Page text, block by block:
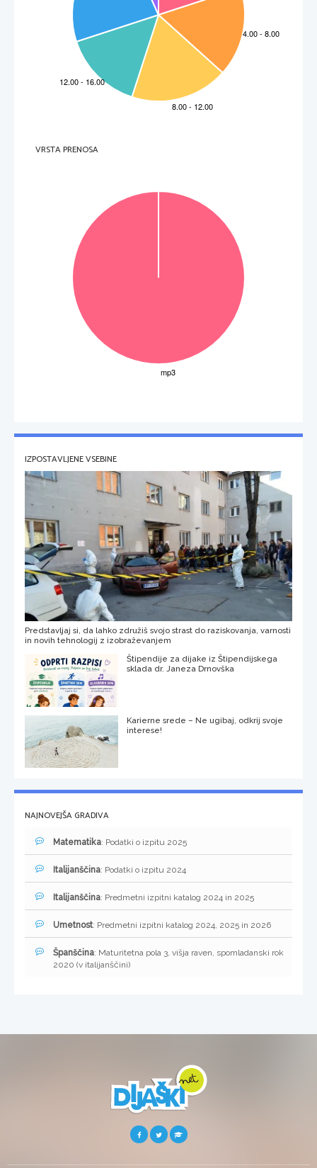
VRSTA PRENOSA
IZPOSTAVLJENE VSEBINE
Predstavljaj si, da lahko združiš svojo strast do raziskovanja, varnosti
in novih tehnologij z izobraževanjem
Štipendije za dijake iz Štipendijskega
sklada dr. Janeza Drnovška
Karierne srede – Ne ugibaj, odkrij svoje
interese!
NAJNOVEJŠA GRADIVA
Matematika: Podatki o izpitu 2025
Italijanščina: Podatki o izpitu 2024
Italijanščina: Predmetni izpitni katalog 2024 in 2025
Umetnost: Predmetni izpitni katalog 2024, 2025 in 2026
Španščina: Maturitetna pola 3, višja raven, spomladanski rok
2020 (v italijanščini)